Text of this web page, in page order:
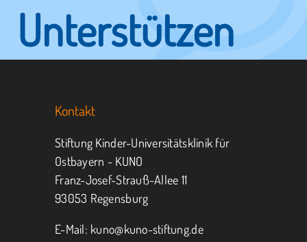
Unterstützen
Sie KUNO.
Jeder kann helfen.
MITMACHEN SPENDEN
Kontakt
Stiftung Kinder-Universitätsklinik für
Ostbayern - KUNO
Franz-Josef-Strauß-Allee 11
93053 Regensburg
E-Mail: kuno@kuno-stiftung.de